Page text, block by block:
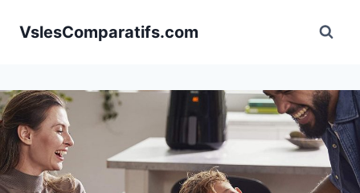
VslesComparatifs.com